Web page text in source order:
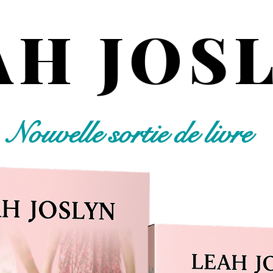
Nouvelle sortie de livre